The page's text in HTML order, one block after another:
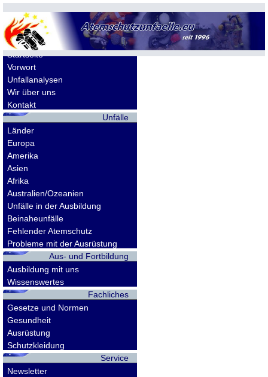
Allgemeines
Startseite
Vorwort
Unfallanalysen
Wir über uns
Kontakt
Unfälle
Länder
Europa
Amerika
Asien
Afrika
Australien/Ozeanien
Unfälle in der Ausbildung
Beinaheunfälle
Fehlender Atemschutz
Probleme mit der Ausrüstung
Aus- und Fortbildung
Ausbildung mit uns
Wissenswertes
Fachliches
Gesetze und Normen
Gesundheit
Ausrüstung
Schutzkleidung
Service
Newsletter